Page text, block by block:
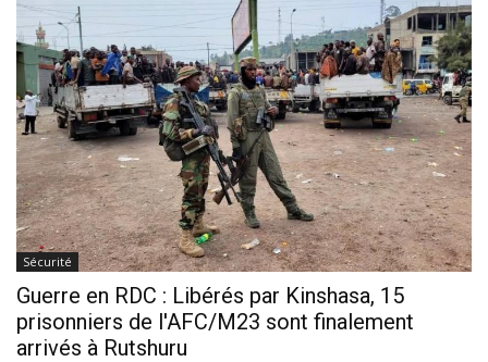
Sécurité
Guerre en RDC : Libérés par Kinshasa, 15
prisonniers de l'AFC/M23 sont finalement
arrivés à Rutshuru